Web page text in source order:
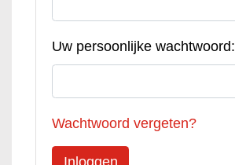
Uw persoonlijke wachtwoord:
Wachtwoord vergeten?